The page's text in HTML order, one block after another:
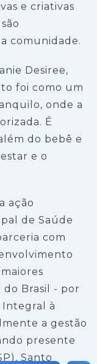
e criativas
comunidade.
Desiree,
foi como um
onde a
É
do bebê e
e o
ação
de Saúde
com
do Brasil - por
Integral à
a gestão
presente
Santo